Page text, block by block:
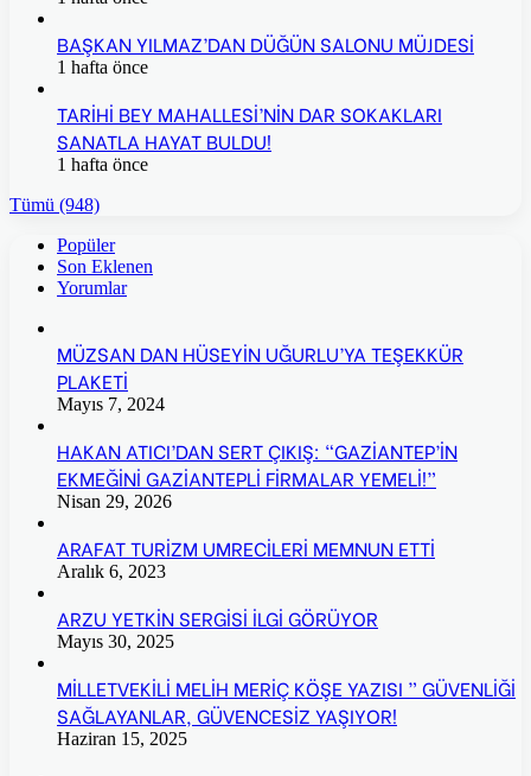
BAŞKAN YILMAZ’DAN DÜĞÜN SALONU MÜJDESİ
1 hafta önce
TARİHİ BEY MAHALLESİ’NİN DAR SOKAKLARI
SANATLA HAYAT BULDU!
1 hafta önce
Tümü (948)
Popüler
Son Eklenen
Yorumlar
MÜZSAN DAN HÜSEYİN UĞURLU’YA TEŞEKKÜR
PLAKETİ
Mayıs 7, 2024
HAKAN ATICI’DAN SERT ÇIKIŞ: “GAZİANTEP’İN
EKMEĞİNİ GAZİANTEPLİ FİRMALAR YEMELİ!”
Nisan 29, 2026
ARAFAT TURİZM UMRECİLERİ MEMNUN ETTİ
Aralık 6, 2023
ARZU YETKİN SERGİSİ İLGİ GÖRÜYOR
Mayıs 30, 2025
MİLLETVEKİLİ MELİH MERİÇ KÖŞE YAZISI ” GÜVENLİĞİ
SAĞLAYANLAR, GÜVENCESİZ YAŞIYOR!
Haziran 15, 2025